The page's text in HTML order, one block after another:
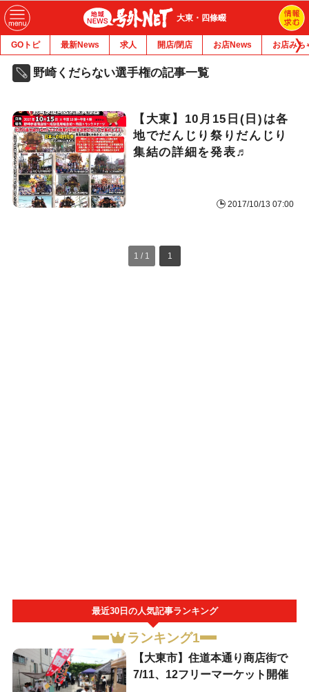
大東・四條畷
GOトピ 最新News 求人 開店/閉店 お店News お店みち
野崎くだらない選手権の記事一覧
【大東】10月15日(日)は各
地でだんじり祭り だんじり
集結の詳細を発表♬
2017/10/13 07:00
1 / 1 1
最近30日の人気記事ランキング
ランキング1
【大東市】住道本通り商店街で
7/11、12フリーマーケット開催